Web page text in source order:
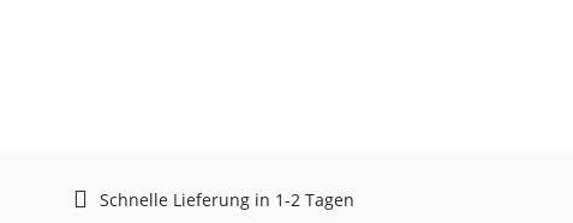
Schnelle Lieferung in 1-2 Tagen